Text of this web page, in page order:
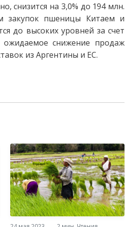
снизится на 3,0% до 194 млн.
закупок пшеницы Китаем и
до высоких уровней за счет
ожидаемое снижение продаж
из Аргентины и ЕС.